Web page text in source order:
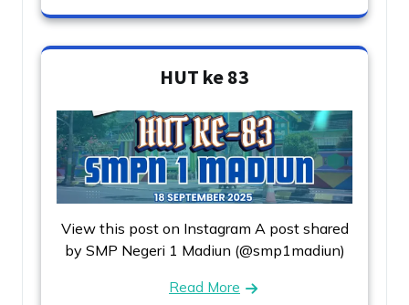
HUT ke 83
View this post on Instagram A post shared
by SMP Negeri 1 Madiun (@smp1madiun)
Read More